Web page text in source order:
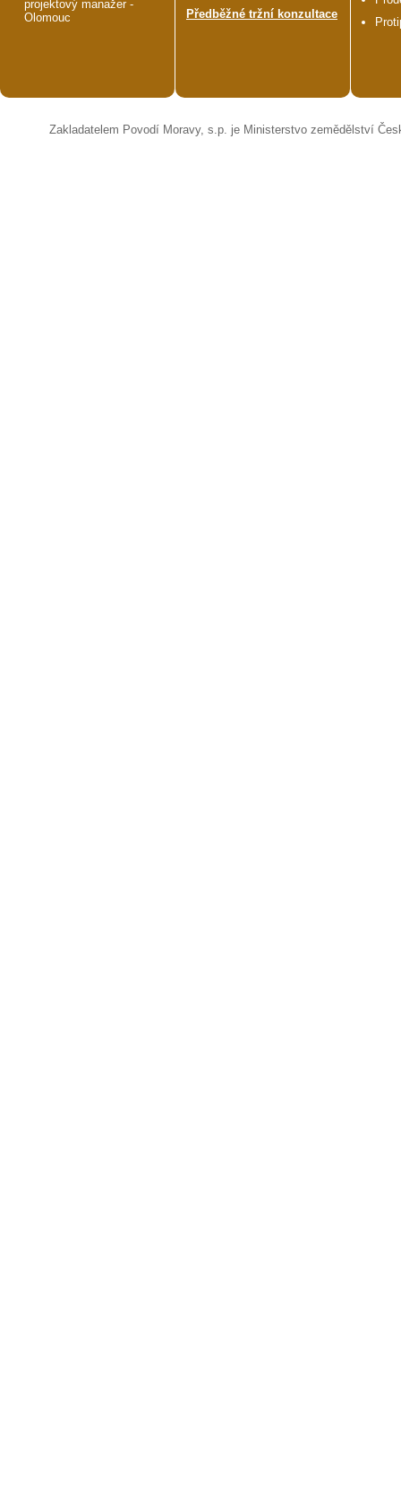
projektový manažer -
Olomouc
Předběžné tržní konzultace
Zakladatelem Povodí Moravy, s.p. je Ministerstvo zemědělství